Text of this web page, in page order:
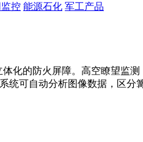
控 能源石化 军工产品
化的防火屏障。高空瞭望监
可自动分析图像数据，区分